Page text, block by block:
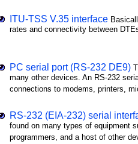
ITU-TSS V.35 interface
rates and connectivity between
PC serial port (RS-232 DE9)
many other devices. An RS-232
connections to modems, printers,
RS-232 (EIA-232) serial
found on many types of equipment
programmers, and a host of other